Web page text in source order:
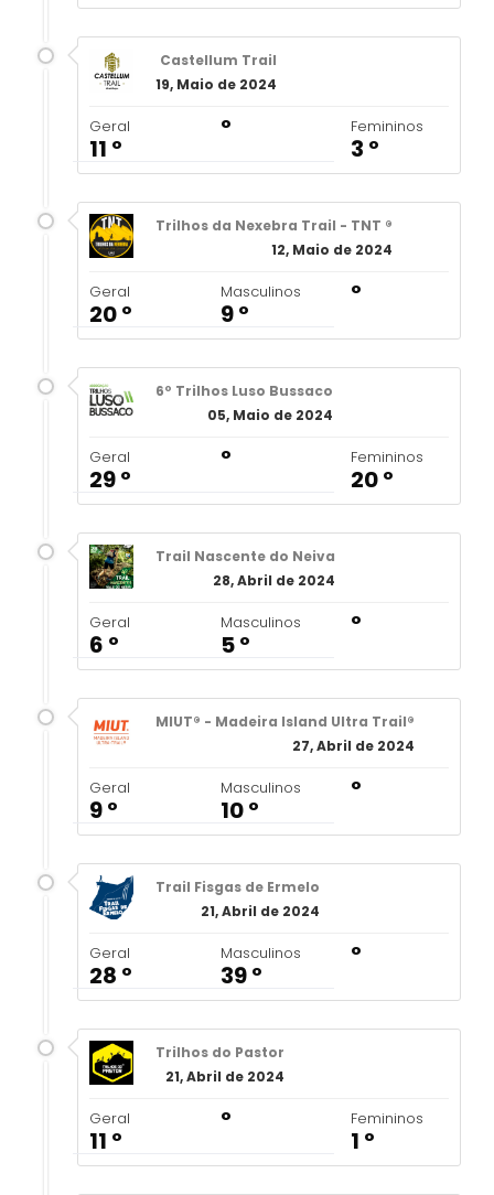
Castellum Trail
19, Maio de 2024
Geral
11 º
º Femininos
3 º
Trilhos da Nexebra Trail - TNT ®
12, Maio de 2024
Geral
20 º
Masculinos
9 º
º
6º Trilhos Luso Bussaco
05, Maio de 2024
Geral
29 º
º Femininos
20 º
Trail Nascente do Neiva
28, Abril de 2024
Geral
6 º
Masculinos
5 º
º
MIUT® - Madeira Island Ultra Trail®
27, Abril de 2024
Geral
9 º
Masculinos
10 º
º
Trail Fisgas de Ermelo
21, Abril de 2024
Geral
28 º
Masculinos
39 º
º
Trilhos do Pastor
21, Abril de 2024
Geral
11 º
º Femininos
1 º